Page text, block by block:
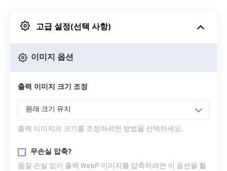
Google 드라이브에서
고급 설정(선택 사항)
이미지 옵션
출력 이미지 크기 조정
원래 크기 유지
출력 이미지의 크기를 조정하려면 방법을 선택하세요.
무손실 압축?
품질 손실 없이 출력 WebP 이미지를 압축하려면 이 옵션을 활